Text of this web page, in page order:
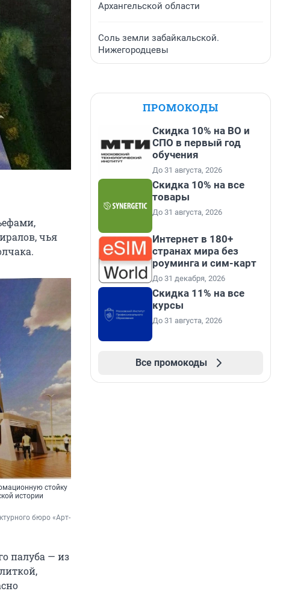
чья
стойку
истории
бюро «Арт-
палуба — из
Архангельской области
Соль земли забайкальской.
Нижегородцевы
ПРОМОКОДЫ
Скидка 10% на ВО и
СПО в первый год
обучения
До 31 августа, 2026
Скидка 10% на все
товары
До 31 августа, 2026
Интернет в 180+
странах мира без
роуминга и сим-карт
До 31 декабря, 2026
Скидка 11% на все
курсы
До 31 августа, 2026
Все промокоды